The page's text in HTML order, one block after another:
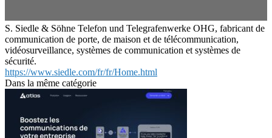
S. Siedle & Söhne Telefon und Telegrafenwerke OHG, fabricant de
communication de porte, de maison et de télécommunication,
vidéosurveillance, systèmes de communication et systèmes de
sécurité.
https://www.siedle.com/fr/fr/Home.html
Dans la même catégorie